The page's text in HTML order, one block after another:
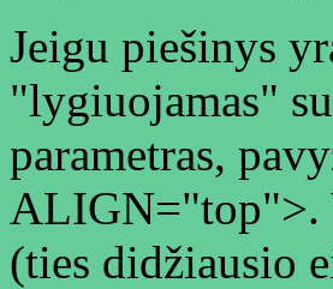
Jeigu piešinys
"lygiuojamas"
parametras,
ALIGN="top">.
(ties didžiausio